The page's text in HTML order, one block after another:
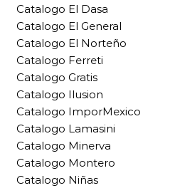
Catalogo El Dasa
Catalogo El General
Catalogo El Norteño
Catalogo Ferreti
Catalogo Gratis
Catalogo Ilusion
Catalogo ImporMexico
Catalogo Lamasini
Catalogo Minerva
Catalogo Montero
Catalogo Niñas